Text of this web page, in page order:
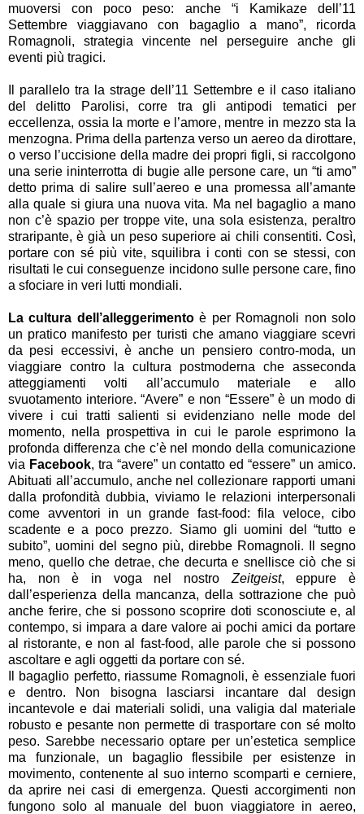
muoversi con poco peso: anche “i Kamikaze dell’11
Settembre viaggiavano con bagaglio a mano”, ricorda
Romagnoli, strategia vincente nel perseguire anche gli
eventi più tragici.
Il parallelo tra la strage dell’11 Settembre e il caso italiano
del delitto Parolisi, corre tra gli antipodi tematici per
eccellenza, ossia la morte e l’amore, mentre in mezzo sta la
menzogna. Prima della partenza verso un aereo da dirottare,
o verso l’uccisione della madre dei propri figli, si raccolgono
una serie ininterrotta di bugie alle persone care, un “ti amo”
detto prima di salire sull’aereo e una promessa all’amante
alla quale si giura una nuova vita. Ma nel bagaglio a mano
non c’è spazio per troppe vite, una sola esistenza, peraltro
straripante, è già un peso superiore ai chili consentiti. Così,
portare con sé più vite, squilibra i conti con se stessi, con
risultati le cui conseguenze incidono sulle persone care, fino
a sfociare in veri lutti mondiali.
La cultura dell’alleggerimentoè per Romagnoli non solo
un pratico manifesto per turisti che amano viaggiare scevri
da pesi eccessivi, è anche un pensiero contro-moda, un
viaggiare contro la cultura postmoderna che asseconda
atteggiamenti volti all’accumulo materiale e allo
svuotamento interiore. “Avere” e non “Essere” è un modo di
vivere i cui tratti salienti si evidenziano nelle mode del
momento, nella prospettiva in cui le parole esprimono la
profonda differenza che c’è nel mondo della comunicazione
via Facebook, tra “avere” un contatto ed “essere” un amico.
Abituati all’accumulo, anche nel collezionare rapporti umani
dalla profondità dubbia, viviamo le relazioni interpersonali
come avventori in un grande fast-food: fila veloce, cibo
scadente e a poco prezzo. Siamo gli uomini del “tutto e
subito”, uomini del segno più, direbbe Romagnoli. Il segno
meno, quello che detrae, che decurta e snellisce ciò che si
ha, non è in voga nel nostro Zeitgeist, eppure è
dall’esperienza della mancanza, della sottrazione che può
anche ferire, che si possono scoprire doti sconosciute e, al
contempo, si impara a dare valore ai pochi amici da portare
al ristorante, e non al fast-food, alle parole che si possono
ascoltare e agli oggetti da portare con sé.
Il bagaglio perfetto, riassume Romagnoli, è essenziale fuori
e dentro. Non bisogna lasciarsi incantare dal design
incantevole e dai materiali solidi, una valigia dal materiale
robusto e pesante non permette di trasportare con sé molto
peso. Sarebbe necessario optare per un’estetica semplice
ma funzionale, un bagaglio flessibile per esistenze in
movimento, contenente al suo interno scomparti e cerniere,
da aprire nei casi di emergenza. Questi accorgimenti non
fungono solo al manuale del buon viaggiatore in aereo,